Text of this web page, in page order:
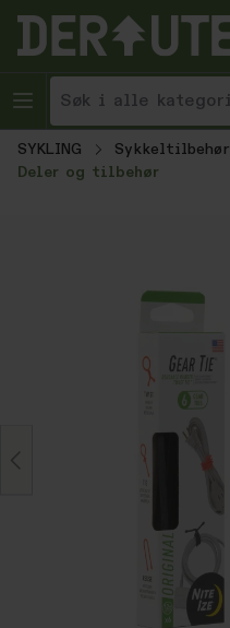
Hopp til innhold
SYKLING Sykkeltilbehør
Deler og tilbehør